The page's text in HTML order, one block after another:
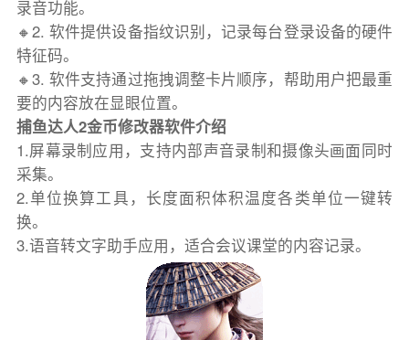
录音功能。
🔸2. 软件提供设备指纹识别，记录每台登录设备的硬件
特征码。
🔸3. 软件支持通过拖拽调整卡片顺序，帮助用户把最重
要的内容放在显眼位置。
捕鱼达人2金币修改器软件介绍
1.屏幕录制应用，支持内部声音录制和摄像头画面同时
采集。
2.单位换算工具，长度面积体积温度各类单位一键转
换。
3.语音转文字助手应用，适合会议课堂的内容记录。